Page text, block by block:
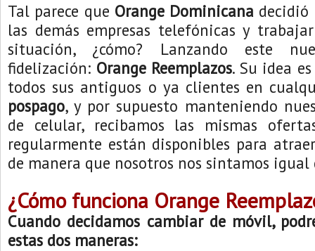
Tal parece que Orange Dominicana decidió
las demás empresas telefónicas y
situación, ¿cómo? Lanzando este
fidelización: Orange Reemplazos. Su idea
todos sus antiguos o ya clientes en
pospago, y por supuesto manteniendo
de celular, recibamos las mismas
regularmente están disponibles para
de manera que nosotros nos sintamos igual
¿Cómo funciona Orange
Cuando decidamos cambiar de móvil,
estas dos maneras: